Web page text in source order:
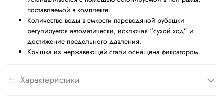
поставляемой в комплекте.
Количество воды в емкости пароводяной рубашки
регулируется автоматически, исключая “сухой ход” и
достижение предельного давления.
Крышка из нержавеющей стали оснащена фиксатором.
Характеристики